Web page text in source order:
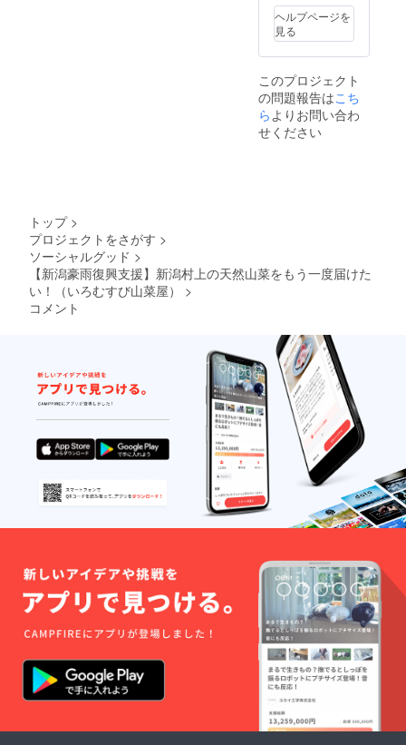
：２０
２月・
メール
・ホー
ムペー
ジへの
お名前
掲載：
キスト
＜その
他＞ ・
岩船産
コシヒ
カリの
玄米５
キロを
精米し
てお届
けいた
しま
す。精
米工程
で重量
少いた
しま
す。 ・
お一人
様１０
で複数
購入が
可能で
す。 ・
入の場
ジへの
お名前
掲載：
２０２
２月〜
２０２
３年１
２月
お一人
購入が
可能で
す。 ・
複数購
入の場
合、お
手紙と
活動報
告は一
通とさ
せてい
ただき
ます。
より
３ヶ月
間 ・原
産国・
新潟県
村上市
・特定
原材料
（２７
ヒカリ
２月・
段ボー
ル（ク
ロネコ
ヤマト
宅急
便・常
温） ・
お礼の
お手
紙：２
０２２
年１２
封 ・活
動報
告
：２０
２３年
２月・
メール
・ホー
ムペー
掲載：
※玄米の
状態で
計量し
た重量
精米に
より重
量が
５％程
度減少
期限：
精米日
産国・
産地：
新潟県
村上市
・特定
原材料
（２７
品
目）：
該当な
し ＜お
届け予
定・荷
姿＞ ・
ヒカリ
（精
米）・
２０２
２年１
２月・
段ボー
ル（ク
ロネコ
宅急
便・常
温） ・
形成・
取りま
とめ）
・成果
支援
（プレ
ゼン
テー
ション
ラムの
提供な
姿＞ ・
お礼の
お手
紙：２
０２２
年１２
月・上
記に同
封 ・活
動報
告
：２０
２３年
２月・
・ホー
ムペー
ジへの
お名前
掲載：
２０２
２年１
２月〜
２０２
２月
（１年
間）・
援と事
業伴走
を提供
しま
事業計
画書の
策定、
キック
オフ導
ション
支援
とめ）
・成果
物作成
支援
（プレ
ゼン
テー
ション
スライ
ドや調
査レ
ポート
の執筆
など）
プログ
ラムの
提供な
ど ＜お
届け予
定・荷
姿＞ ・
お礼の
お手
０２２
年１２
月・上
ヘルプページを
見る
このプロジェクト
の問題報告はこち
ら よりお問い合わ
せください
トップ >
プロジェクトをさがす >
ソーシャルグッド >
【新潟豪雨復興支援】新潟村上の天然山菜をもう一度届けた
い！（いろむすび山菜屋）
>
コメント